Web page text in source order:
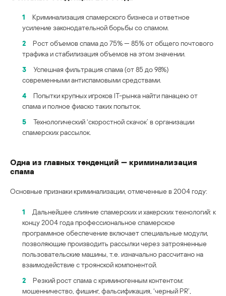
1
Криминализация спамерского бизнеса и ответное
усиление законодательной борьбы со спамом.
2
Рост объемов спама до 75% — 85% от общего почтового
трафика и стабилизация объемов на этом значении.
3
Успешная фильтрация спама (от 85 до 98%)
современными антиспамовыми средствами.
4
Попытки крупных игроков IT-рынка найти панацею от
спама и полное фиаско таких попыток.
5
Технологический ‘скоростной скачок’ в организации
спамерских рассылок.
Одна из главных тенденций — криминализация
спама
Основные признаки криминализации, отмеченные в 2004 году:
1
Дальнейшее слияние спамерских и хакерских технологий: к
концу 2004 года профессиональное спамерское
программное обеспечение включает специальные модули,
позволяющие производить рассылки через затрояненные
пользовательские машины, т.е. изначально рассчитано на
взаимодействие с троянской компонентой.
2
Резкий рост спама с криминогенным контентом:
мошенничество, фишинг, фальсификация, ‘черный PR’,